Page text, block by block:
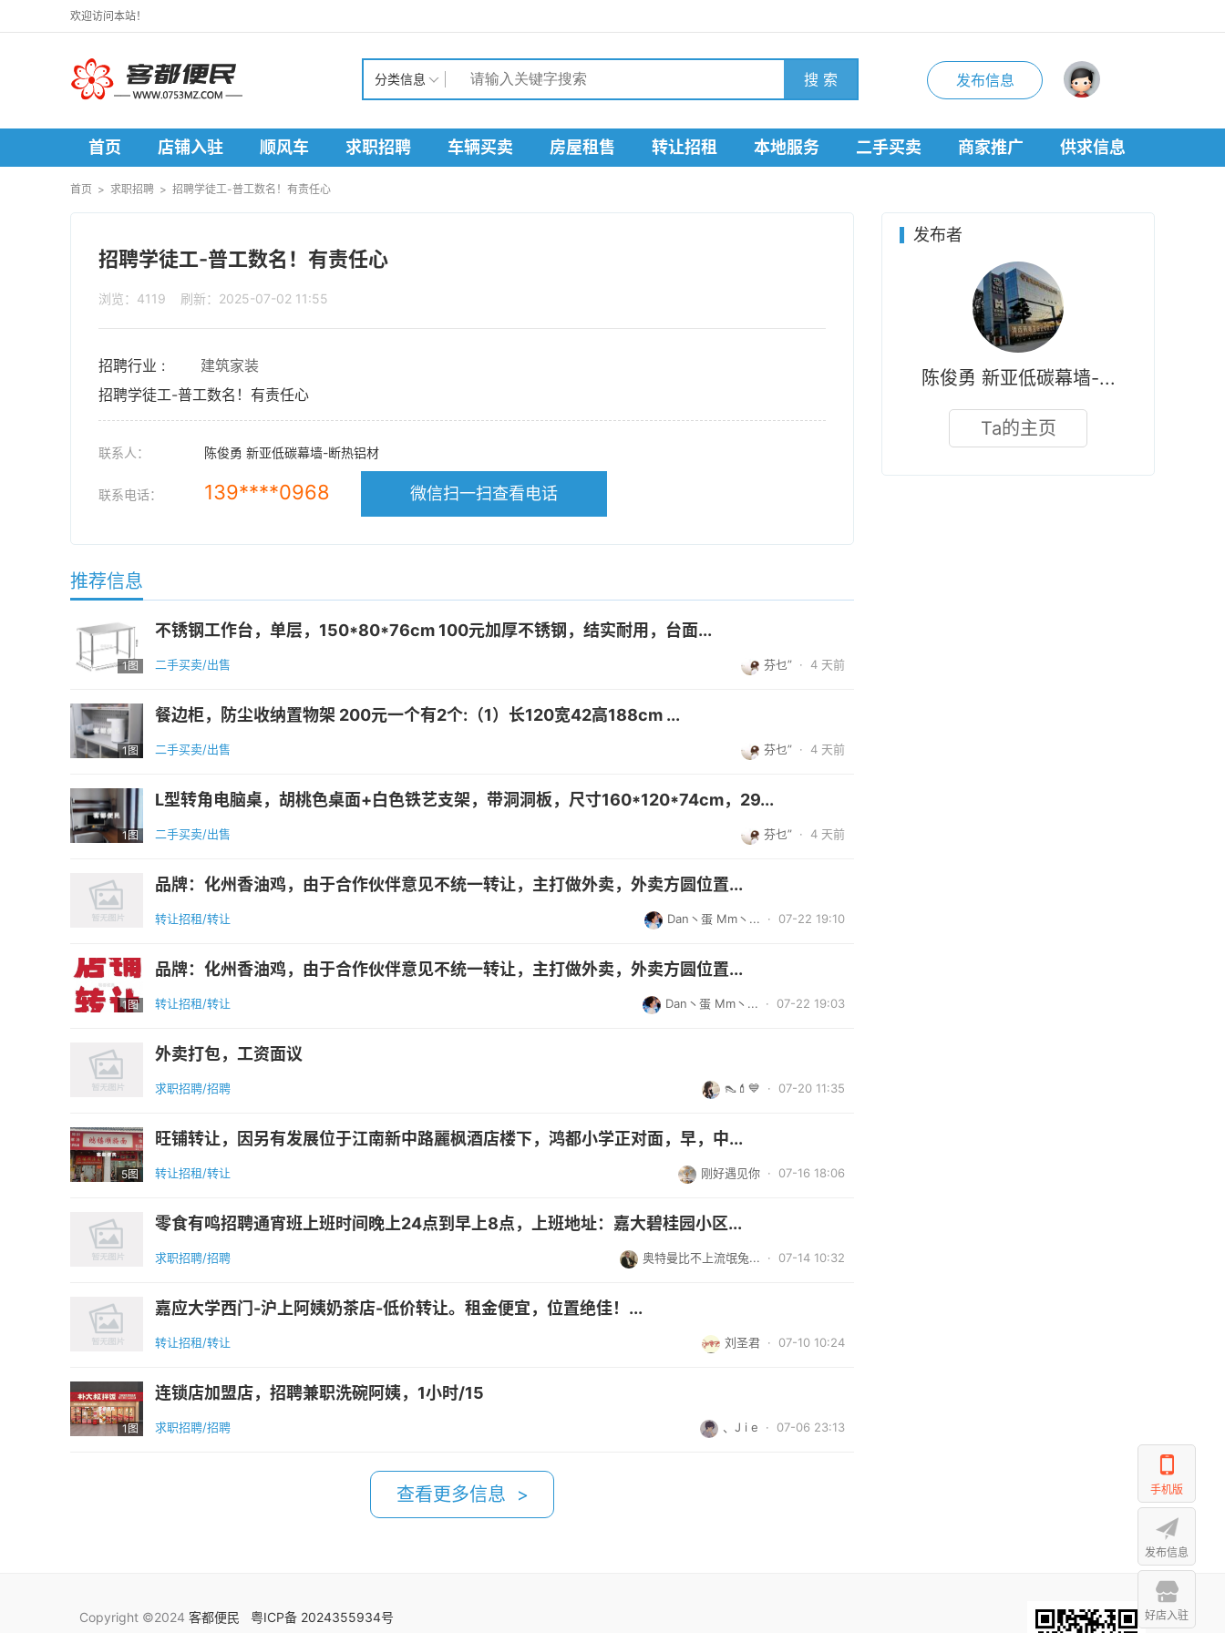
欢迎访问本站！
分类信息 搜 索 发布信息
首页 店铺入驻 顺风车 求职招聘 车辆买卖 房屋租售 转让招租 本地服务 二手买卖 商家推广
供求信息
寻人寻物
首页 > 求职招聘 > 招聘学徒工-普工数名！有责任心
招聘学徒工-普工数名！有责任心
浏览：4119 刷新：2025-07-02 11:55
招聘行业 :
建筑家装
招聘学徒工-普工数名！有责任心
联系人： 陈俊勇 新亚低碳幕墙-断热铝材
联系电话： 139****0968 微信扫一扫查看电话
推荐信息
1图
不锈钢工作台，单层，150*80*76cm 100元加厚不锈钢，结实耐用，台面...
二手买卖/出售 芬乜” · 4 天前
1图
餐边柜，防尘收纳置物架 200元一个有2个:（1）长120宽42高188cm ...
二手买卖/出售 芬乜” · 4 天前
1图
L型转角电脑桌，胡桃色桌面+白色铁艺支架，带洞洞板，尺寸160*120*74cm，29...
二手买卖/出售 芬乜” · 4 天前
品牌：化州香油鸡，由于合作伙伴意见不统一转让，主打做外卖，外卖方圆位置...
转让招租/转让 Dan丶蛋 Mm丶... · 07-22 19:10
1图
品牌：化州香油鸡，由于合作伙伴意见不统一转让，主打做外卖，外卖方圆位置...
转让招租/转让 Dan丶蛋 Mm丶... · 07-22 19:03
外卖打包，工资面议
求职招聘/招聘 👠💄💙 · 07-20 11:35
5图
旺铺转让，因另有发展位于江南新中路麗枫酒店楼下，鸿都小学正对面，早，中...
转让招租/转让 刚好遇见你 · 07-16 18:06
零食有鸣招聘通宵班上班时间晚上24点到早上8点，上班地址：嘉大碧桂园小区...
求职招聘/招聘 奥特曼比不上流氓兔... · 07-14 10:32
嘉应大学西门-沪上阿姨奶茶店-低价转让。租金便宜，位置绝佳！...
转让招租/转让 刘圣君 · 07-10 10:24
1图
连锁店加盟店，招聘兼职洗碗阿姨，1小时/15
求职招聘/招聘 、J i e · 07-06 23:13
查看更多信息 >
发布者
陈俊勇 新亚低碳幕墙-...
Ta的主页
Copyright ©2024 客都便民 粤ICP备 2024355934号
手机版
发布信息
好店入驻